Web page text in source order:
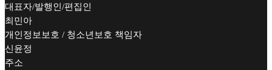
대표자/발행인/편집인
최민아
개인정보보호 / 청소년보호 책임자
신윤정
주소